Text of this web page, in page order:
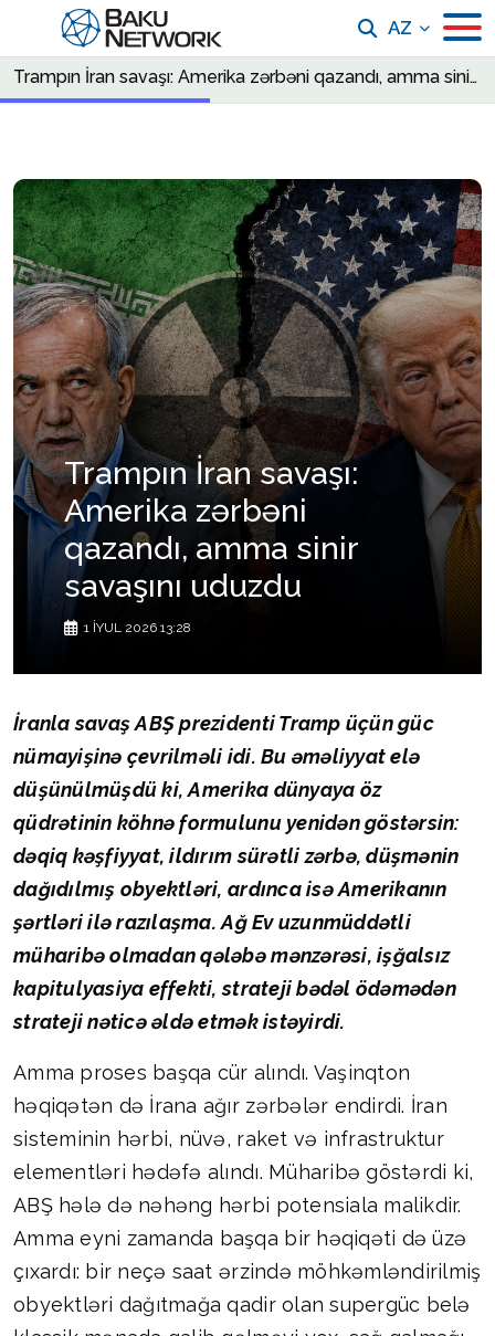
AZ
Trampın İran savaşı: Amerika zərbəni qazandı, amma sinir savaşını uduzdu
Trampın İran savaşı:
Amerika zərbəni
qazandı, amma sinir
savaşını uduzdu
1 İYUL 2026 13:28
İranla savaş ABŞ prezidenti Tramp üçün güc
nümayişinə çevrilməli idi. Bu əməliyyat elə
düşünülmüşdü ki, Amerika dünyaya öz
qüdrətinin köhnə formulunu yenidən göstərsin:
dəqiq kəşfiyyat, ildırım sürətli zərbə, düşmənin
dağıdılmış obyektləri, ardınca isə Amerikanın
şərtləri ilə razılaşma. Ağ Ev uzunmüddətli
müharibə olmadan qələbə mənzərəsi, işğalsız
kapitulyasiya effekti, strateji bədəl ödəmədən
strateji nəticə əldə etmək istəyirdi.
Amma proses başqa cür alındı. Vaşinqton
həqiqətən də İrana ağır zərbələr endirdi. İran
sisteminin hərbi, nüvə, raket və infrastruktur
elementləri hədəfə alındı. Müharibə göstərdi ki,
ABŞ hələ də nəhəng hərbi potensiala malikdir.
Amma eyni zamanda başqa bir həqiqəti də üzə
çıxardı: bir neçə saat ərzində möhkəmləndirilmiş
obyektləri dağıtmağa qadir olan supergüc belə